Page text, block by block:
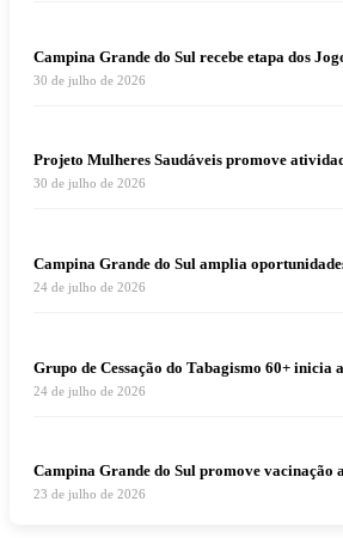
Campina Grande do Sul recebe etapa dos
30 de julho de 2026
Projeto Mulheres Saudáveis promove
30 de julho de 2026
Campina Grande do Sul amplia
24 de julho de 2026
Grupo de Cessação do Tabagismo 60+
24 de julho de 2026
Campina Grande do Sul promove vacinação
23 de julho de 2026